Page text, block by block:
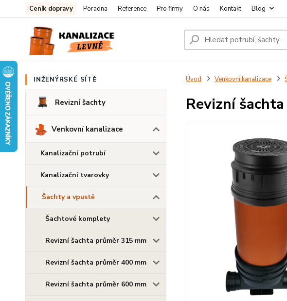
Ceník dopravy Poradna Reference Pro firmy O nás Kontakt Blog
INŽENÝRSKÉ SÍTĚ
Revizní šachty
Venkovní kanalizace
Kanalizační potrubí
Kanalizační tvarovky
Šachty a vpustě
Šachtové komplety
Revizní šachta průměr 315 mm
Revizní šachta průměr 400 mm
Revizní šachta průměr 600 mm
Úvod Venkovní kanalizace
Revizní